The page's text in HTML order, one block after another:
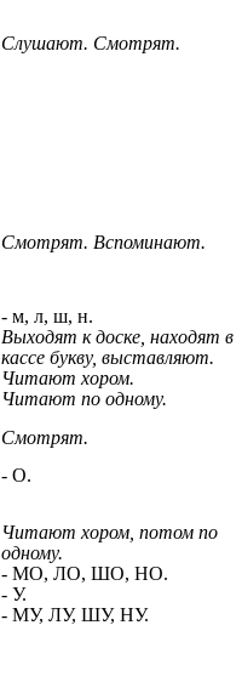
Слушают. Смотрят.
Смотрят. Вспоминают.
- м, л, ш, н.
Выходят к доске, находят в
кассе букву, выставляют.
Читают хором.
Читают по одному.
Смотрят.
- О.
Читают хором, потом по
одному.
- МО, ЛО, ШО, НО.
- У.
- МУ, ЛУ, ШУ, НУ.